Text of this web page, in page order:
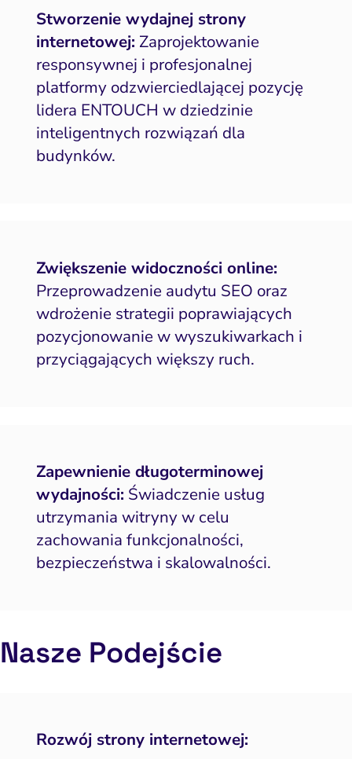
Stworzenie wydajnej strony
internetowej: Zaprojektowanie
responsywnej i profesjonalnej
platformy odzwierciedlającej pozycję
lidera ENTOUCH w dziedzinie
inteligentnych rozwiązań dla
budynków.
Zwiększenie widoczności online:
Przeprowadzenie audytu SEO oraz
wdrożenie strategii poprawiających
pozycjonowanie w wyszukiwarkach i
przyciągających większy ruch.
Zapewnienie długoterminowej
wydajności: Świadczenie usług
utrzymania witryny w celu
zachowania funkcjonalności,
bezpieczeństwa i skalowalności.
Nasze Podejście
Rozwój strony internetowej: